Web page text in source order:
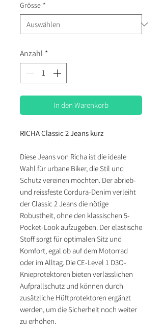
Grösse *
Anzahl *
In den Warenkorb
RICHA Classic 2 Jeans kurz
Diese Jeans von Richa ist die ideale
Wahl für urbane Biker, die Stil und
Schutz vereinen möchten. Der abrieb-
und reissfeste Cordura-Denim verleiht
der Classic 2 Jeans die nötige
Robustheit, ohne den klassischen 5-
Pocket-Look aufzugeben. Der elastische
Stoff sorgt für optimalen Sitz und
Komfort, egal ob auf dem Motorrad
oder im Alltag. Die CE-Level 1 D3O-
Knieprotektoren bieten verlässlichen
Aufprallschutz und können durch
zusätzliche Hüftprotektoren ergänzt
werden, um die Sicherheit noch weiter
zu erhöhen.